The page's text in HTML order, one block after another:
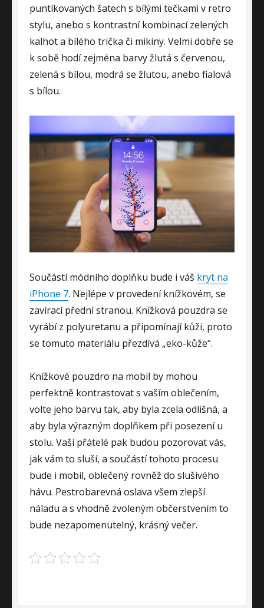
puntíkovaných šatech s bílými tečkami v retro
stylu, anebo s kontrastní kombinací zelených
kalhot a bílého trička či mikiny. Velmi dobře se
k sobě hodí zejména barvy žlutá s červenou,
zelená s bílou, modrá se žlutou, anebo fialová
s bílou.
Součástí módního doplňku bude i váš kryt na
iPhone 7. Nejlépe v provedení knížkovém, se
zavírací přední stranou. Knížková pouzdra se
vyrábí z polyuretanu a připomínají kůži, proto
se tomuto materiálu přezdívá „eko-kůže“.
Knížkové pouzdro na mobil by mohou
perfektně kontrastovat s vaším oblečením,
volte jeho barvu tak, aby byla zcela odlišná, a
aby byla výrazným doplňkem při posezení u
stolu. Vaši přátelé pak budou pozorovat vás,
jak vám to sluší, a součástí tohoto procesu
bude i mobil, oblečený rovněž do slušivého
hávu. Pestrobarevná oslava všem zlepší
náladu a s vhodně zvoleným občerstvením to
bude nezapomenutelný, krásný večer.